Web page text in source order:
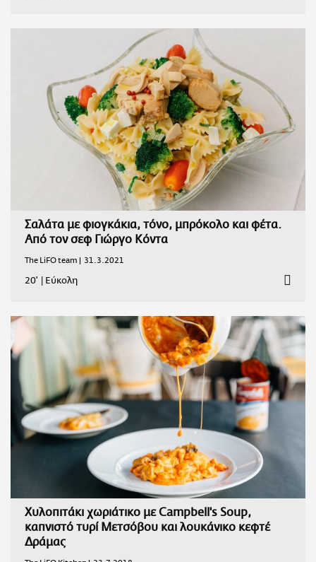
Σαλάτα με φιογκάκια, τόνο, μπρόκολο και φέτα.
Από τον σεφ Γιώργο Κόντα
The LiFO team | 31.3.2021
20' Εύκολη
Χυλοπιτάκι χωριάτικο με Campbell's Soup,
καπνιστό τυρί Μετσόβου και λουκάνικο κεφτέ
Δράμας